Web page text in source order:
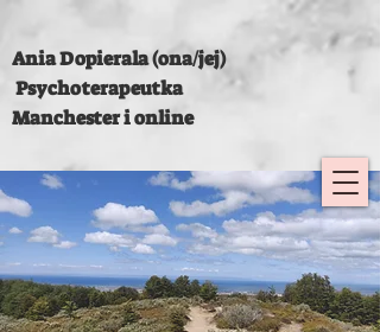
Ania Dopierala (ona/jej)
Psychoterapeutka
Manchester i online